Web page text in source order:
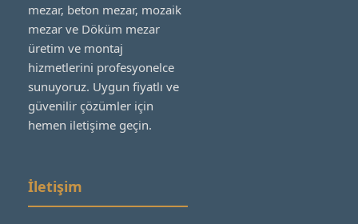
mezar, beton mezar, mozaik
mezar ve Döküm mezar
üretim ve montaj
hizmetlerini profesyonelce
sunuyoruz. Uygun fiyatlı ve
güvenilir çözümler için
hemen iletişime geçin.
İletişim